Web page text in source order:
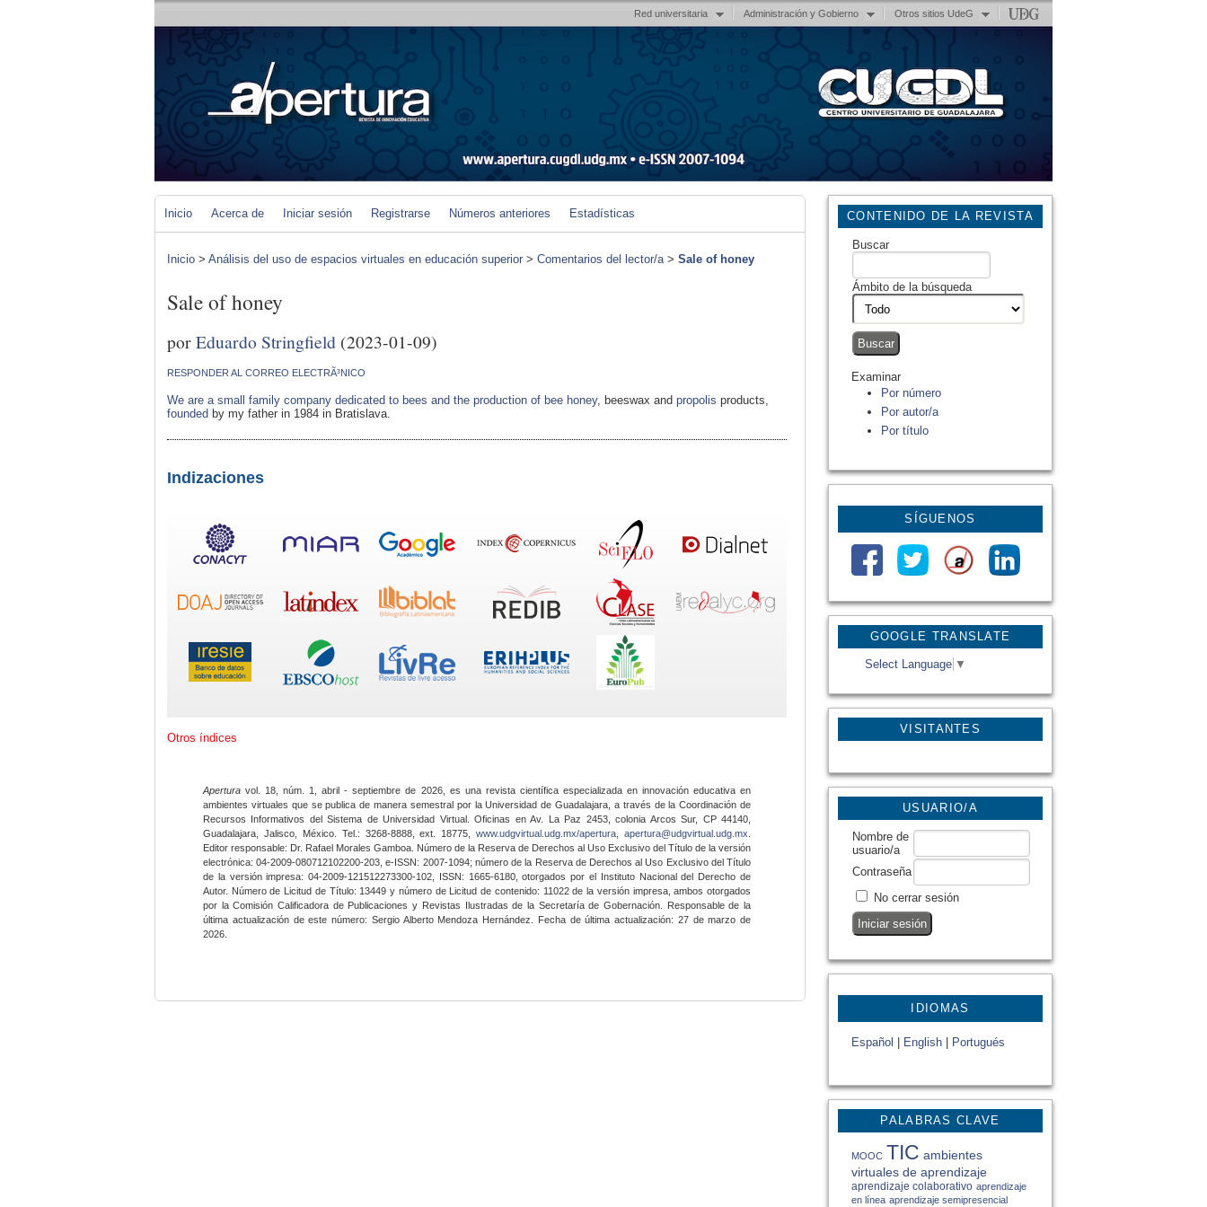
Red universitaria Administración y Gobierno Otros sitios UdeG
GOOGLE TRANSLATE
Select Language ▼
VISITANTES
CONTENIDO DE LA REVISTA
Buscar
Ámbito de la búsqueda
Examinar
Por número
Por autor/a
Por título
SÍGUENOS
USUARIO/A
Nombre de
usuario/a
Contraseña
No cerrar sesión
IDIOMAS
Español English Portugués
PALABRAS CLAVE
MOOC TIC ambientes
virtuales de aprendizaje
aprendizaje colaborativo aprendizaje
en línea aprendizaje semipresencial
Inicio Acerca de Iniciar sesión Registrarse Números anteriores Estadísticas
Inicio > Análisis del uso de espacios virtuales en educación superior > Comentarios del lector/a> Sale of honey
Sale of honey
porEduardo Stringfield (2023-01-09)
RESPONDER AL CORREO ELECTRÃ³NICO
We are a small family company dedicated to bees and the production of bee honey, beeswax and propolis products,
founded by my father in 1984 in Bratislava.
Indizaciones
Otros índices
Apertura vol. 18, núm. 1, abril - septiembre de 2026, es una revista científica especializada en innovación educativa en
ambientes virtuales que se publica de manera semestral por la Universidad de Guadalajara, a través de la Coordinación de
Recursos Informativos del Sistema de Universidad Virtual. Oficinas en Av. La Paz 2453, colonia Arcos Sur, CP 44140,
Guadalajara, Jalisco, México. Tel.: 3268-8888, ext. 18775,www.udgvirtual.udg.mx/apertura apertura@udgvirtual.udg.mx
Editor responsable: Dr. Rafael Morales Gamboa. Número de la Reserva de Derechos al Uso Exclusivo del Título de la versión
electrónica: 04-2009-080712102200-203, e-ISSN: 2007-1094; número de la Reserva de Derechos al Uso Exclusivo del Título
de la versión impresa: 04-2009-121512273300-102, ISSN: 1665-6180, otorgados por el Instituto Nacional del Derecho de
Autor. Número de Licitud de Título: 13449 y número de Licitud de contenido: 11022 de la versión impresa, ambos otorgados
por la Comisión Calificadora de Publicaciones y Revistas Ilustradas de la Secretaría de Gobernación. Responsable de la
última actualización de este número: Sergio Alberto Mendoza Hernández. Fecha de última actualización: 27 de marzo de
2026.